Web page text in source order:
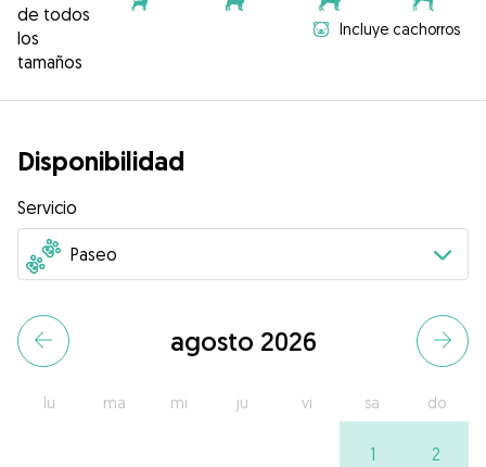
de todos
los
tamaños
Incluye cachorros
Disponibilidad
Servicio
agosto 2026
lu ma mi ju vi sa do
1 2